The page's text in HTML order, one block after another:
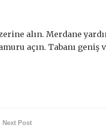
alın. Merdane
açın. Tabanı geniş
Next Post